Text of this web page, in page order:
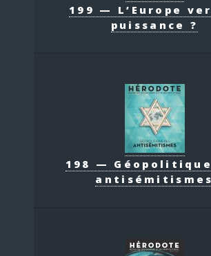
199 — L’Europe
puissance ?
198 —
antisémitismes